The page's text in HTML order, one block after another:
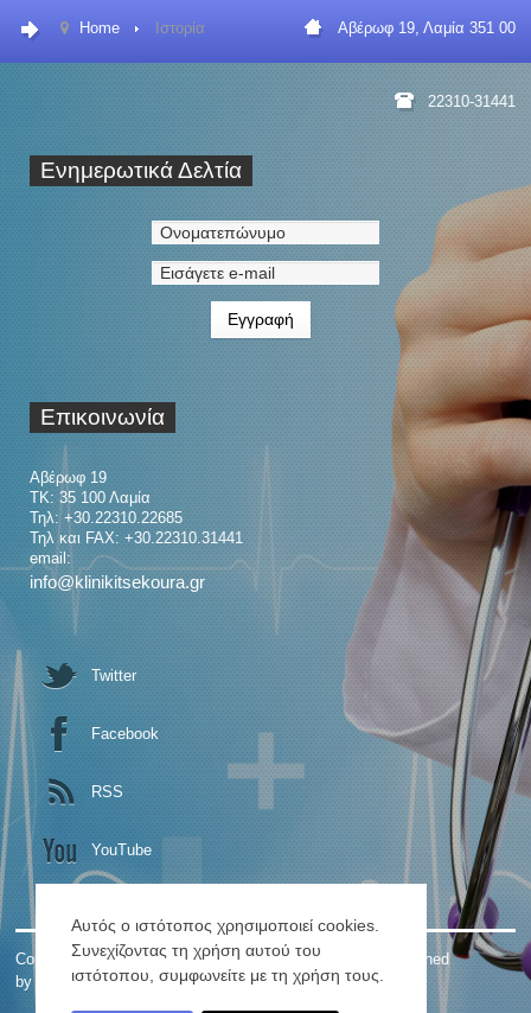
Home Ιστορία Αβέρωφ 19, Λαμία 351 00
22310-31441
ΕνημερωτικάΔελτία
Επικοινωνία
Αβέρωφ 19
ΤΚ: 35 100 Λαμία
Τηλ: +30.22310.22685
Τηλ και FAX: +30.22310.31441
email:
info@klinikitsekoura.gr
Twitter
Facebook
RSS
YouTube
Copyright © 2026. ΓΕΝΙΚΗ ΚΛΙΝΙΚΗ Κ. ΤΣΕΚΟΥΡΑ. Designed
by
Αυτός ο ιστότοπος χρησιμοποιεί cookies.
Συνεχίζοντας τη χρήση αυτού του
ιστότοπου, συμφωνείτε με τη χρήση τους.